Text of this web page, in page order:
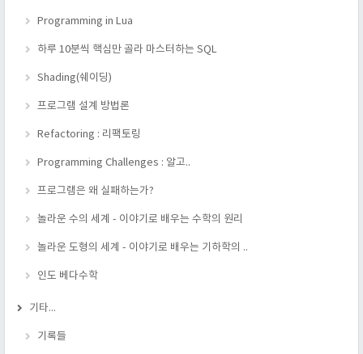
Programming in Lua
하루 10분씩 핵심만 골라 마스터하는 SQL
Shading(쉐이딩)
프로그램 설계 방법론
Refactoring : 리팩토링
Programming Challenges : 알고..
프로그램은 왜 실패하는가?
놀라운 수의 세계 - 이야기로 배우는 수학의 원리
놀라운 도형의 세계 - 이야기로 배우는 기하학의 ..
인도 베다수학
기타...
기록들